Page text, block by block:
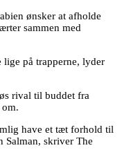
ønsker at afholde
sammen med
lige på trapperne, lyder
rival til buddet fra
om.
have et tæt forhold til
Salman, skriver The